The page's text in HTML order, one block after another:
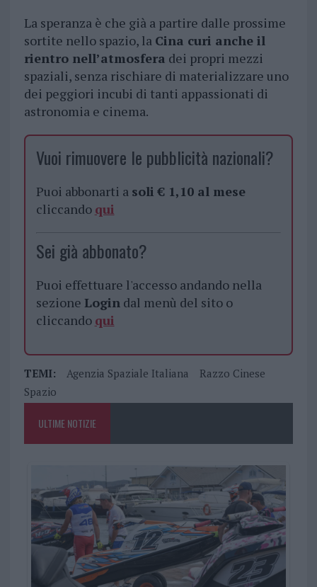
La speranza è che già a partire dalle prossime
sortite nello spazio, la Cina curi anche il
rientro nell’atmosfera dei propri mezzi
spaziali, senza rischiare di materializzare uno
dei peggiori incubi di tanti appassionati di
astronomia e cinema.
Vuoi rimuovere le pubblicità nazionali?
Puoi abbonarti a soli € 1,10 al mese
cliccando qui
Sei già abbonato?
Puoi effettuare l'accesso andando nella
sezione Logindal menù del sito o
cliccando qui
TEMI: Agenzia Spaziale Italiana
Razzo Cinese
Spazio
ULTIME NOTIZIE